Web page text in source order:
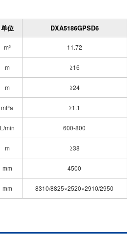
单位 DXA5186GPSD6
m³ 11.72
m ≥16
m ≥24
mPa ≥1.1
L/min 600-800
m ≥38
mm 4500
mm 8310/8825×2520×2910/2950